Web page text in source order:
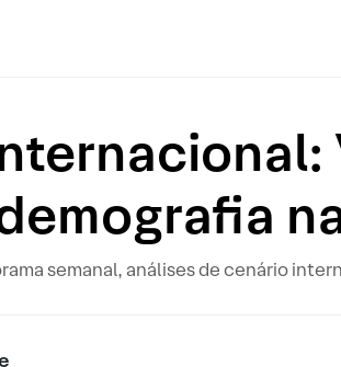
semanal, análises de cenário